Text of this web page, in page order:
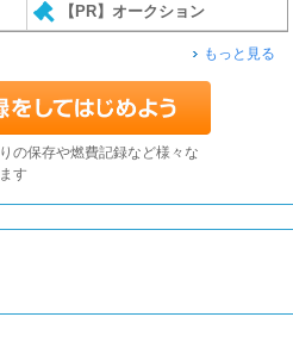
【PR】オークション
もっと見る
の保存や燃費記録など様々な
す